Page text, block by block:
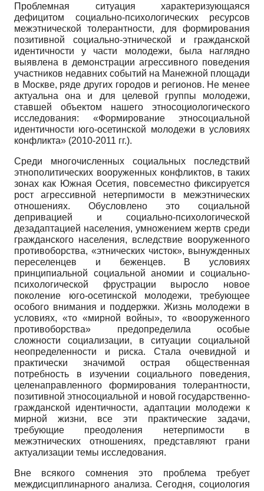
Проблемная ситуация характеризующаяся
дефицитом социально-психологических ресурсов
межэтнической толерантности, для формирова­ния
позитивной социально-этнической и гражданской
идентичности у ча­сти молодежи, была наглядно
выявлена в демонстрации агрессивного пове­дения
участников недавних событий на Манежной площади
в Москве, ряде других городов и регионов. Не менее
актуальна она и для целевой группы молодежи,
ставшей объектом нашего этносоциологического
исследования: «Формирование этносоциальной
идентичности юго-осетинской молодежи в условиях
конфликта» (2010-2011 гг.).
Среди многочисленных социальных последствий
этнополитических во­оруженных конфликтов, в таких
зонах как Южная Осетия, повсеместно фик­сируется
рост агрессивной нетерпимости в межэтнических
отношениях. Обусловлено это социальной
депривацией и социально-психологической
дезадаптацией населения, умножением жертв среди
гражданского населе­ния, вследствие вооруженного
противоборства, «этнических чисток», вы­нужденных
переселенцев и беженцев. В условиях
принципиальной со­циальной аномии и социально-
психологической фрустрации выросло но­вое
поколение юго-осетинской молодежи, требующее
особого внимания и поддержки. Жизнь молодежи в
условиях, «то «мирной войны», то «воору­женного
противоборства» предопределила особые
сложности социализа­ции, в ситуации социальной
неопределенности и риска. Стала очевидной и
практически значимой острая общественная
потребность в изучении соци­ального поведения,
целенаправленного формирования толерантности,
по­зитивной этносоциальной и новой государственно-
гражданской идентич­ности, адаптации молодежи к
мирной жизни, все эти практические зада­чи,
требующие преодоления нетерпимости в
межэтнических отношениях, представляют грани
актуализации темы исследования.
Вне всякого сомнения это проблема требует
междисциплинарного ана­лиза. Сегодня, социология